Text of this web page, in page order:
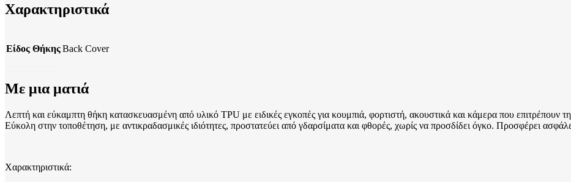
Χαρακτηριστικά
Είδος ΘήκηςBack Cover
Με μια ματιά
Λεπτή και εύκαμπτη θήκη κατασκευασμένη από υλικό TPU με ειδικές εγκοπές για κουμπιά, φορτιστή, ακουστικά και κάμερα που επιτρέπουν
Εύκολη στην τοποθέτηση, με αντικραδασμικές ιδιότητες, προστατεύει από γδαρσίματα και φθορές, χωρίς να προσδίδει όγκο. Προσφέρει
Χαρακτηριστικά: